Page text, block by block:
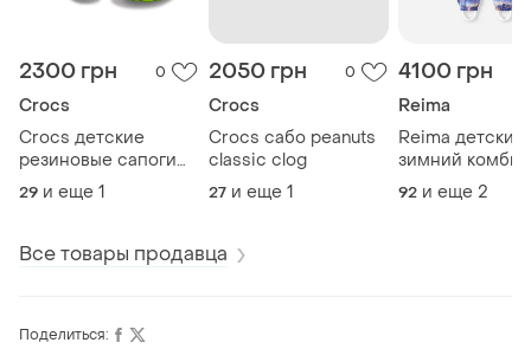
2300 грн 0
Crocs
Crocs детские
резиновые сапоги
handle it duke rain
boot
29 и еще 1
2050 грн 0
Crocs
Crocs сабо peanuts
classic clog
27 и еще 1
4100 грн
Reima
Reima детский
зимний
moomin lyster
blue
92 и еще 2
Все товары продавца
Поделиться: